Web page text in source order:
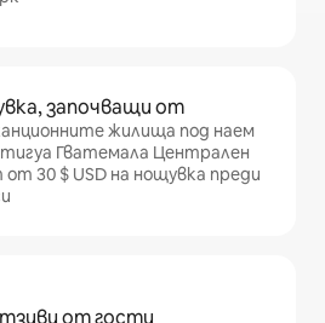
започващи от
жилища под наем
Гватемала Централен
от 30 $ USD на нощувка преди
от гости